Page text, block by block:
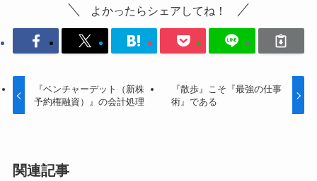
よかったらシェアしてね！
『ベンチャーデット（新株
予約権融資）』の会計処理
『散歩』こそ『最強の仕事
術』である
関連記事